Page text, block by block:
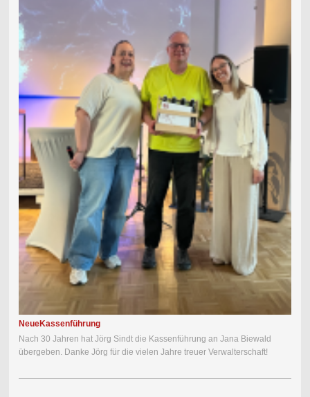
NeueKassenführung
Nach 30 Jahren hat Jörg Sindt die Kassenführung an Jana Biewald
übergeben. Danke Jörg für die vielen Jahre treuer Verwalterschaft!